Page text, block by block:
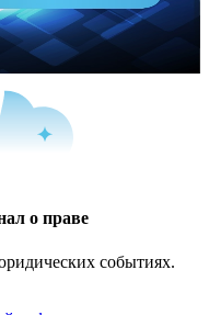
о праве
событиях.